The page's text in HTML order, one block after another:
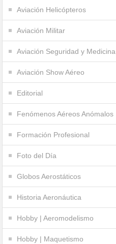
Aviación Helicópteros
Aviación Militar
Aviación Seguridad y Medicina
Aviación Show Aéreo
Editorial
Fenómenos Aéreos Anómalos
Formación Profesional
Foto del Día
Globos Aerostáticos
Historia Aeronáutica
Hobby | Aeromodelismo
Hobby | Maquetismo